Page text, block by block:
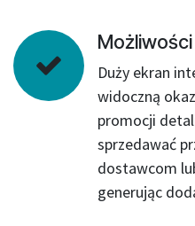
Możliwości
Duży ekran
widoczną
promocji
sprzedawać
dostawcom
generując